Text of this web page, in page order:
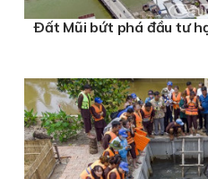
Ðất Mũi bứt phá đầu tư